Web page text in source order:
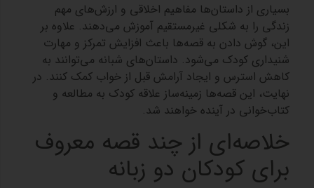
بسیاری از داستان‌ها مفاهیم اخلاقی و ارزش‌های مهم
زندگی را به شکلی غیرمستقیم آموزش می‌دهند. علاوه بر
این، گوش دادن به قصه‌ها باعث افزایش تمرکز و مهارت
شنیداری کودک می‌شود. داستان‌های شبانه می‌توانند به
کاهش استرس و ایجاد آرامش قبل از خواب کمک کنند. در
نهایت، این قصه‌ها زمینه‌ساز علاقه کودک به مطالعه و
کتاب‌خوانی در آینده خواهند شد.
خلاصه‌ای از چند قصه معروف
برای کودکان دو زبانه